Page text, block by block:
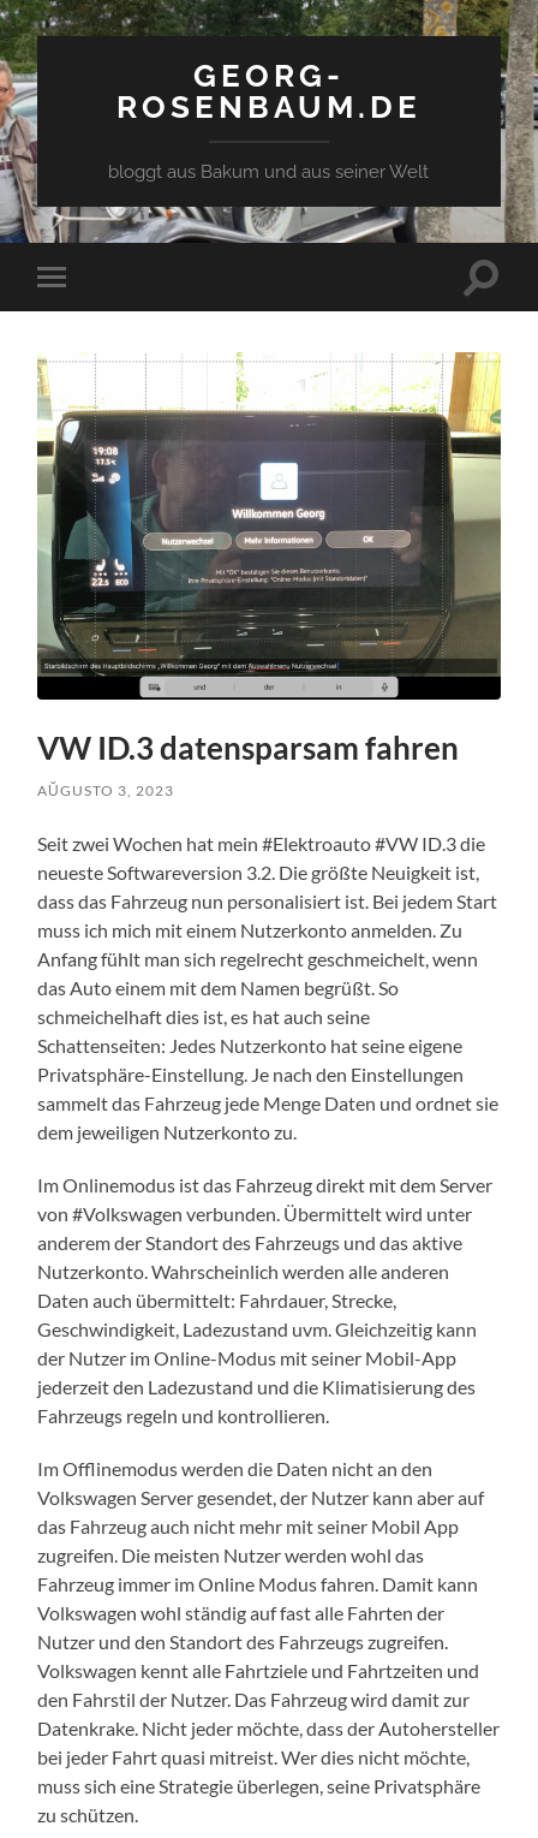
GEORG-
ROSENBAUM.DE
bloggt aus Bakum und aus seiner Welt
Toggle
mobile
Toggle
VW ID.3 datensparsam fahren
AŬGUSTO 3, 2023
Seit zwei Wochen hat mein #Elektroauto #VW ID.3 die
neueste Softwareversion 3.2. Die größte Neuigkeit ist,
dass das Fahrzeug nun personalisiert ist. Bei jedem Start
muss ich mich mit einem Nutzerkonto anmelden. Zu
Anfang fühlt man sich regelrecht geschmeichelt, wenn
das Auto einem mit dem Namen begrüßt. So
schmeichelhaft dies ist, es hat auch seine
Schattenseiten: Jedes Nutzerkonto hat seine eigene
Privatsphäre-Einstellung. Je nach den Einstellungen
sammelt das Fahrzeug jede Menge Daten und ordnet sie
dem jeweiligen Nutzerkonto zu.
Im Onlinemodus ist das Fahrzeug direkt mit dem Server
von #Volkswagen verbunden. Übermittelt wird unter
anderem der Standort des Fahrzeugs und das aktive
Nutzerkonto. Wahrscheinlich werden alle anderen
Daten auch übermittelt: Fahrdauer, Strecke,
Geschwindigkeit, Ladezustand uvm. Gleichzeitig kann
der Nutzer im Online-Modus mit seiner Mobil-App
jederzeit den Ladezustand und die Klimatisierung des
Fahrzeugs regeln und kontrollieren.
Im Offlinemodus werden die Daten nicht an den
Volkswagen Server gesendet, der Nutzer kann aber auf
das Fahrzeug auch nicht mehr mit seiner Mobil App
zugreifen. Die meisten Nutzer werden wohl das
Fahrzeug immer im Online Modus fahren. Damit kann
Volkswagen wohl ständig auf fast alle Fahrten der
Nutzer und den Standort des Fahrzeugs zugreifen.
Volkswagen kennt alle Fahrtziele und Fahrtzeiten und
den Fahrstil der Nutzer. Das Fahrzeug wird damit zur
Datenkrake. Nicht jeder möchte, dass der Autohersteller
bei jeder Fahrt quasi mitreist. Wer dies nicht möchte,
muss sich eine Strategie überlegen, seine Privatsphäre
zu schützen.